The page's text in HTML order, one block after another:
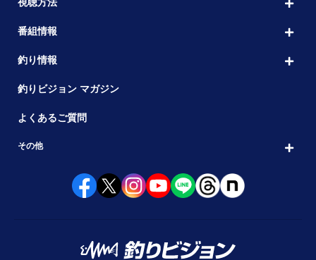
視聴方法
番組情報
釣り情報
釣りビジョン マガジン
よくあるご質問
その他